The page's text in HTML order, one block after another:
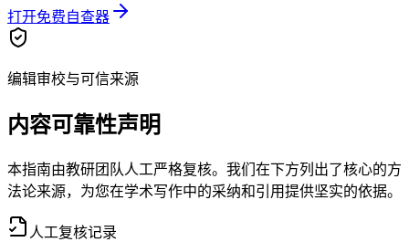
打开免费自查器
编辑审校与可信来源
内容可靠性声明
本指南由教研团队人工严格复核。我们在下方列出了核心的方
法论来源，为您在学术写作中的采纳和引用提供坚实的依据。
人工复核记录